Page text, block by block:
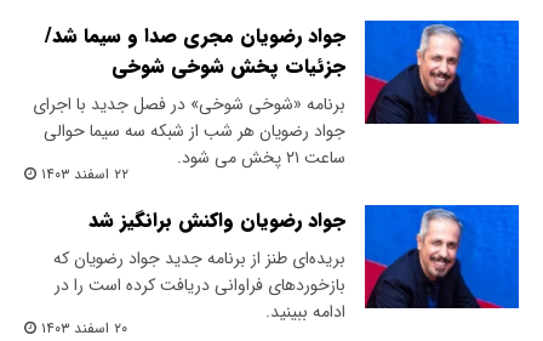
جواد رضویان مجری صدا و سیما شد/
جزئیات پخش شوخی شوخی
برنامه «شوخی شوخی» در فصل جدید با اجرای
جواد رضویان هر شب از شبکه سه سیما حوالی
ساعت ۲۱ پخش می شود.
۲۲ اسفند ۱۴۰۳
جواد رضویان واکنش برانگیز شد
بریده‌ای طنز از برنامه جدید جواد رضویان که
بازخوردهای فراوانی دریافت کرده است را در
ادامه ببینید.
۲۰ اسفند ۱۴۰۳